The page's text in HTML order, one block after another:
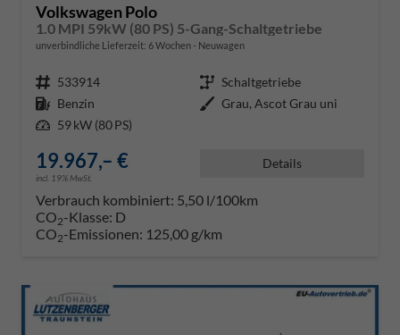
Volkswagen Polo
1.0 MPI 59kW (80 PS) 5-Gang-Schaltgetriebe
unverbindliche Lieferzeit: 6 Wochen Neuwagen
Fahrzeugnr. 533914 Getriebe Schaltgetriebe
Kraftstoff Benzin Außenfarbe Grau, Ascot Grau uni
Leistung 59 kW (80 PS)
19.967,– €
incl. 19% MwSt.
Details
Verbrauch kombiniert: 5,50 l/100km
CO2-Klasse: D
CO2-Emissionen: 125,00 g/km